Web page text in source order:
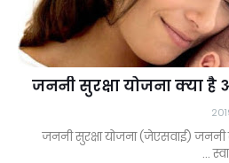
जननी सुरक्षा योजना क्या
जननी सुरक्षा योजना (जेएसवाई) जननी